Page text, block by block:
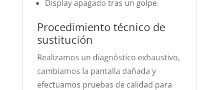
Display apagado tras un golpe.
Procedimiento técnico de
sustitución
Realizamos un diagnóstico exhaustivo,
cambiamos la pantalla dañada y
efectuamos pruebas de calidad para